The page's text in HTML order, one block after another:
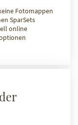
Fotomappen
SparSets
online